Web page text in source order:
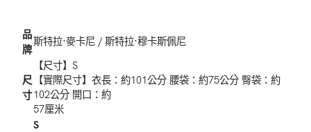
品
牌
斯特拉·麥卡尼 / 斯特拉·穆卡斯佩尼
尺
寸
【尺寸】S
【實際尺寸】衣長：約101公分 腰袋：約75公分 臀袋：約
102公分 開口：約
57厘米
S